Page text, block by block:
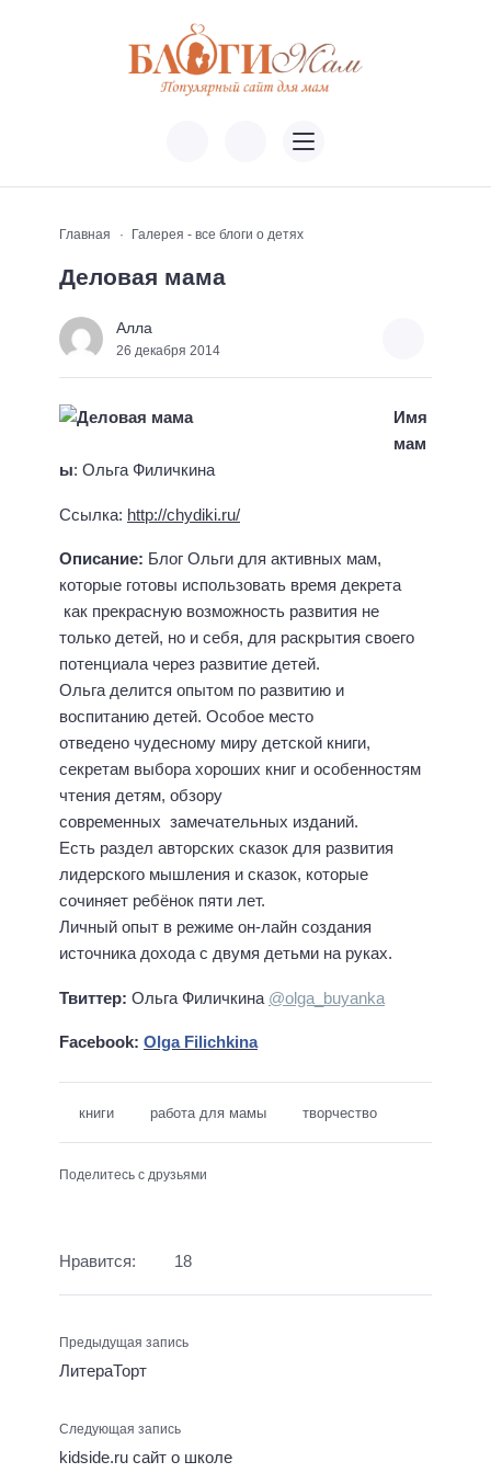
Главная Галерея - все блоги о детях
Деловая мама
Алла
26 декабря 2014
Имя
мам
ы: Ольга Филичкина
Ссылка: http://chydiki.ru/
Описание: Блог Ольги для активных мам,
которые готовы использовать время декрета
как прекрасную возможность развития не
только детей, но и себя, для раскрытия своего
потенциала через развитие детей.
Ольга делится опытом по развитию и
воспитанию детей. Особое место
отведено чудесному миру детской книги,
секретам выбора хороших книг и особенностям
чтения детям, обзору
современных замечательных изданий.
Есть раздел авторских сказок для развития
лидерского мышления и сказок, которые
сочиняет ребёнок пяти лет.
Личный опыт в режиме он-лайн создания
источника дохода с двумя детьми на руках.
Твиттер: Ольга Филичкина @olga_buyanka
Facebook: Olga Filichkina
книги работа для мамы творчество
Поделитесь с друзьями
Нравится: 18
Предыдущая запись
ЛитераТорт
Следующая запись
kidside.ru сайт о школе